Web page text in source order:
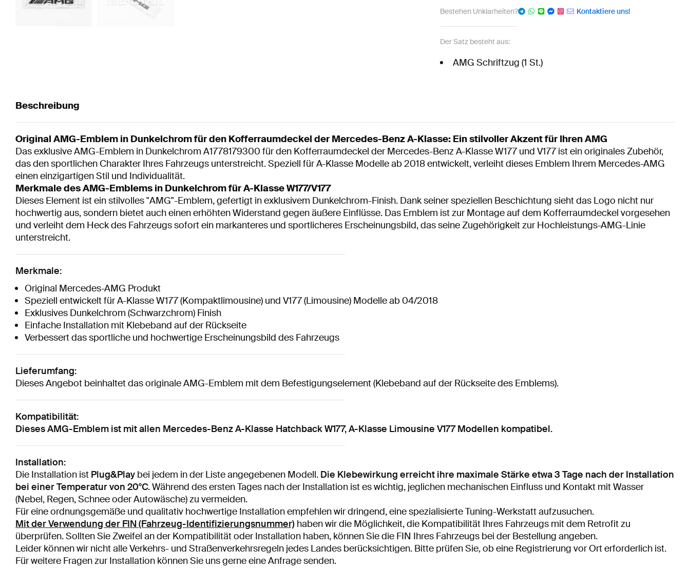
Bestehen Unklarheiten? Kontaktiere uns!
Der Satz besteht aus:
AMG Schriftzug (1 St.)
Beschreibung
Original AMG-Emblem in Dunkelchrom für den Kofferraumdeckel der Mercedes-Benz A-Klasse: Ein stilvoller Akzent für Ihren AMG
Das exklusive AMG-Emblem in Dunkelchrom A1778179300 für den Kofferraumdeckel der Mercedes-Benz A-Klasse W177 und V177 ist ein originales Zubehör,
das den sportlichen Charakter Ihres Fahrzeugs unterstreicht. Speziell für A-Klasse Modelle ab 2018 entwickelt, verleiht dieses Emblem Ihrem Mercedes-AMG
einen einzigartigen Stil und Individualität.
Merkmale des AMG-Emblems in Dunkelchrom für A-Klasse W177/V177
Dieses Element ist ein stilvolles "AMG"-Emblem, gefertigt in exklusivem Dunkelchrom-Finish. Dank seiner speziellen Beschichtung sieht das Logo nicht nur
hochwertig aus, sondern bietet auch einen erhöhten Widerstand gegen äußere Einflüsse. Das Emblem ist zur Montage auf dem Kofferraumdeckel vorgesehen
und verleiht dem Heck des Fahrzeugs sofort ein markanteres und sportlicheres Erscheinungsbild, das seine Zugehörigkeit zur Hochleistungs-AMG-Linie
unterstreicht.
Merkmale:
Original Mercedes-AMG Produkt
Speziell entwickelt für A-Klasse W177 (Kompaktlimousine) und V177 (Limousine) Modelle ab 04/2018
Exklusives Dunkelchrom (Schwarzchrom) Finish
Einfache Installation mit Klebeband auf der Rückseite
Verbessert das sportliche und hochwertige Erscheinungsbild des Fahrzeugs
Lieferumfang:
Dieses Angebot beinhaltet das originale AMG-Emblem mit dem Befestigungselement (Klebeband auf der Rückseite des Emblems).
Kompatibilität:
Dieses AMG-Emblem ist mit allen Mercedes-Benz A-Klasse Hatchback W177, A-Klasse Limousine V177 Modellen kompatibel.
Installation:
Die Installation ist Plug&Play bei jedem in der Liste angegebenen Modell. Die Klebewirkung erreicht ihre maximale Stärke etwa 3 Tage nach der Installation
bei einer Temperatur von 20°C.Während des ersten Tages nach der Installation ist es wichtig, jeglichen mechanischen Einfluss und Kontakt mit Wasser
(Nebel, Regen, Schnee oder Autowäsche) zu vermeiden.
Für eine ordnungsgemäße und qualitativ hochwertige Installation empfehlen wir dringend, eine spezialisierte Tuning-Werkstatt aufzusuchen.
Mit der Verwendung der FIN (Fahrzeug-Identifizierungsnummer) haben wir die Möglichkeit, die Kompatibilität Ihres Fahrzeugs mit dem Retrofit zu
überprüfen. Sollten Sie Zweifel an der Kompatibilität oder Installation haben, können Sie die FIN Ihres Fahrzeugs bei der Bestellung angeben.
Leider können wir nicht alle Verkehrs- und Straßenverkehrsregeln jedes Landes berücksichtigen. Bitte prüfen Sie, ob eine Registrierung vor Ort erforderlich ist.
Für weitere Fragen zur Installation können Sie uns gerne eine Anfrage senden.